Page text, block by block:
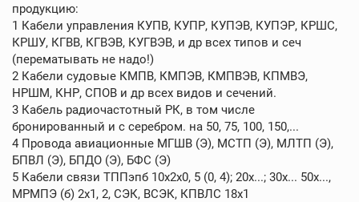
продукцию:
1 Кабели управления КУПВ, КУПР, КУПЭВ, КУПЭР, КРШС,
КРШУ, КГВВ, КГВЭВ, КУГВЭВ, и др всех типов и сеч
(перематывать не надо!)
2 Кабели судовые КМПВ, КМПЭВ, КМПВЭВ, КПМВЭ,
НРШМ, КНР, СПОВ и др всех видов и сечений.
3 Кабель радиочастотный РК, в том числе
бронированный и с серебром. на 50, 75, 100, 150,...
4 Провода авиационные МГШВ (Э), МСТП (Э), МЛТП (Э),
БПВЛ (Э), БПДО (Э), БФС (Э)
5 Кабели связи ТППэпб 10х2х0, 5 (0, 4); 20х...; 30х... 50х...,
МРМПЭ (б) 2х1, 2, СЭК, ВСЭК, КПВЛС 18х1